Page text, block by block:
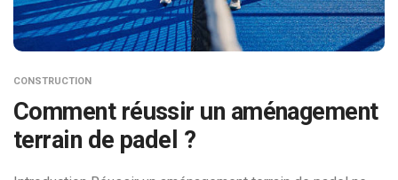
CONSTRUCTION
Comment réussir un aménagement
terrain de padel ?